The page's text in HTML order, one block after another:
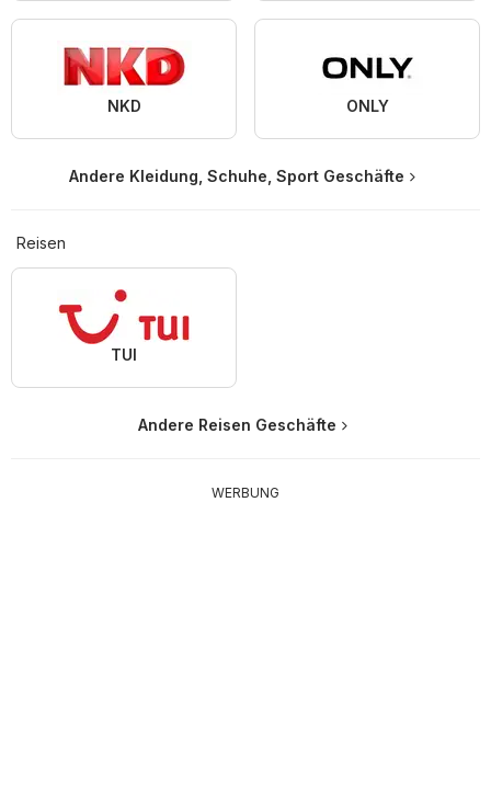
NKD ONLY
Andere Kleidung, Schuhe, Sport Geschäfte
Reisen
TUI
Andere Reisen Geschäfte
WERBUNG